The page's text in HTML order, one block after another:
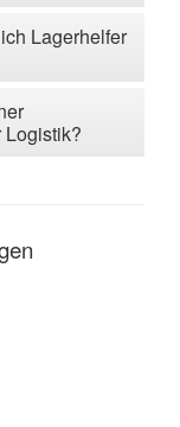
Lagerhelfer